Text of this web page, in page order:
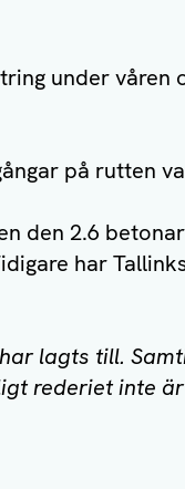
under våren
på rutten
den 2.6
har
lagts till.
rederiet inte